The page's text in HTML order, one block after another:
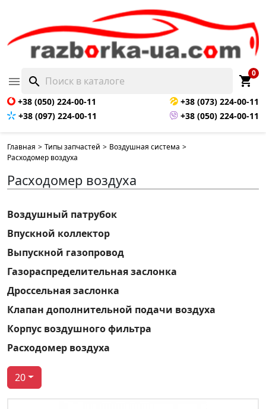
 search shopping_cart
0
+38 (050) 224-00-11
+38 (073) 224-00-11
+38 (097) 224-00-11
+38 (050) 224-00-11
Главная > Типы запчастей > Воздушная система >
Расходомер воздуха
Расходомер воздуха
Воздушный патрубок
Впускной коллектор
Выпускной газопровод
Газораспределительная заслонка
Дроссельная заслонка
Клапан дополнительной подачи воздуха
Корпус воздушного фильтра
Расходомер воздуха
20